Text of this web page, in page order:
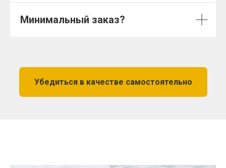
Минимальный заказ?
Убедиться в качестве самостоятельно